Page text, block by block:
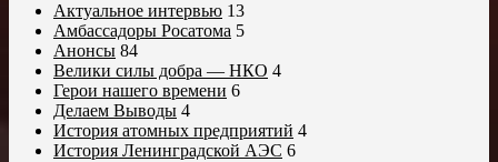
Актуальное интервью 13
Амбассадоры Росатома 5
Анонсы 84
Велики силы добра — НКО 4
Герои нашего времени 6
Делаем Выводы 4
История атомных предприятий 4
История Ленинградской АЭС 6